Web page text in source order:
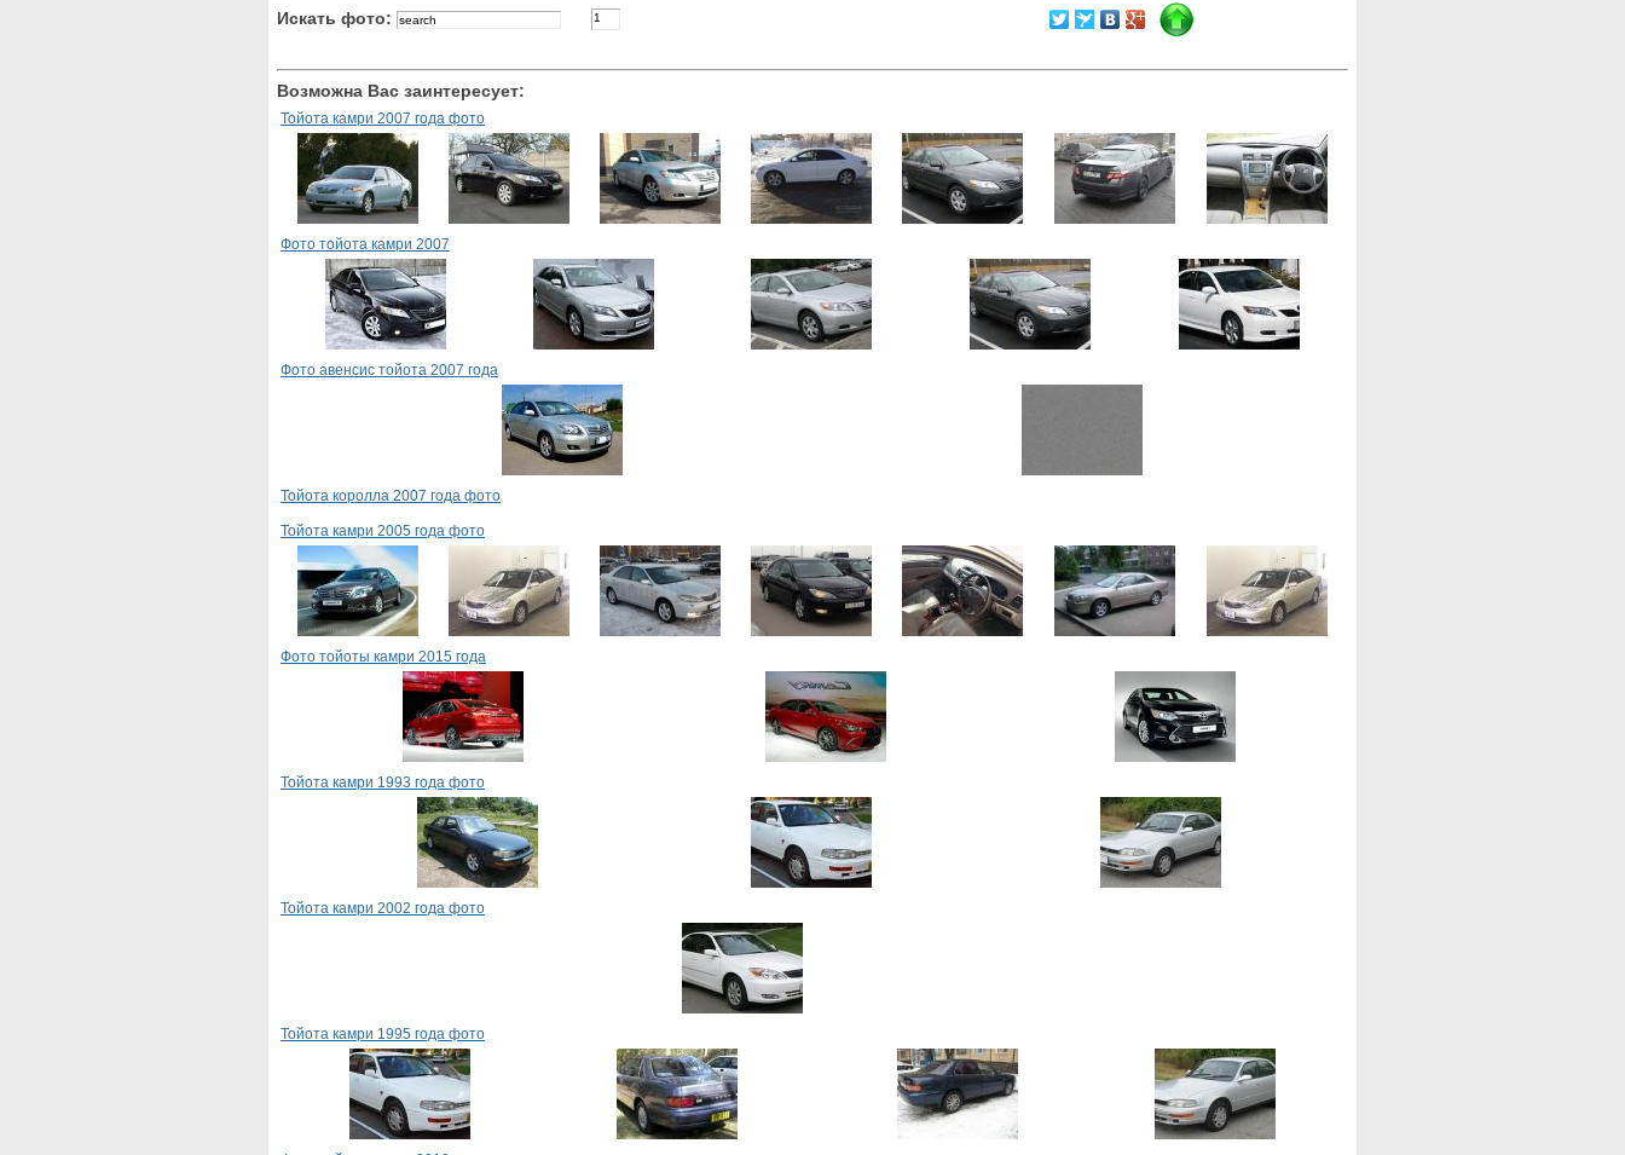
Искать фото:
Возможна Вас заинтересует:
Тойота камри 2007 года фото
Фото тойота камри 2007
Фото авенсис тойота 2007 года
Тойота королла 2007 года фото
Тойота камри 2005 года фото
Фото тойоты камри 2015 года
Тойота камри 1993 года фото
Тойота камри 2002 года фото
Тойота камри 1995 года фото